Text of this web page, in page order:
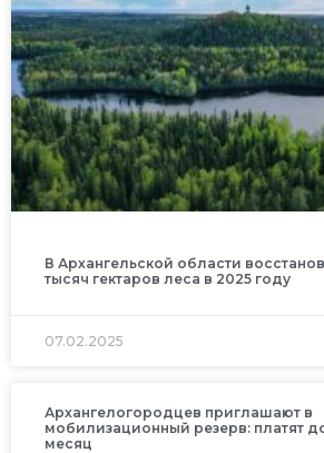
В Архангельской области
тысяч гектаров леса в 2025 году
07.02.2025
Архангелогородцев приглашают в
мобилизационный резерв: платят
месяц